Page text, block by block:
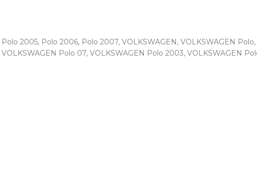
Polo 2005, Polo 2006, Polo 2007, VOLKSWAGEN, VOLKSWAGEN Polo,
VOLKSWAGEN Polo 07, VOLKSWAGEN Polo 2003, VOLKSWAGEN